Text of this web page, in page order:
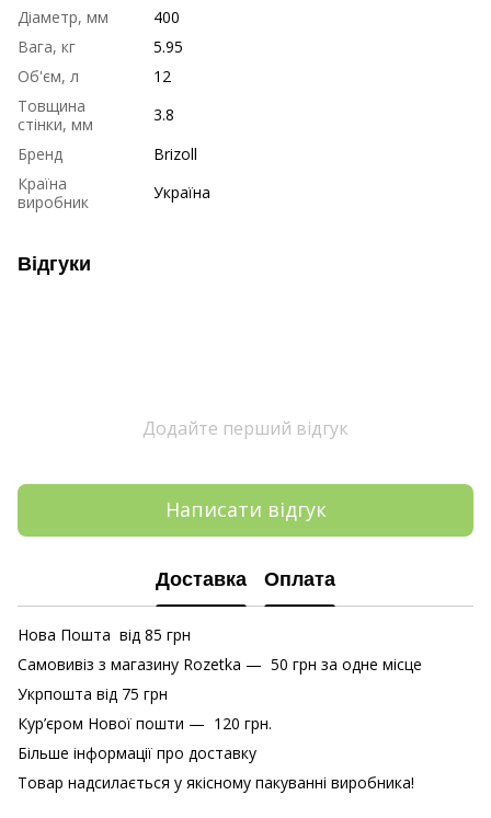
Діаметр, мм
400
Вага, кг
5.95
Об'єм, л
12
Товщина
стінки, мм
3.8
Бренд
Brizoll
Країна
виробник
Україна
Відгуки
Додайте перший відгук
Написати відгук
Доставка Оплата
Нова Пошта від 85 грн
Самовивіз з магазину Rozetka — 50 грн за одне місце
Укрпошта від 75 грн
Кур’єром Нової пошти — 120 грн.
Більше інформації про доставку
Товар надсилається у якісному пакуванні виробника!